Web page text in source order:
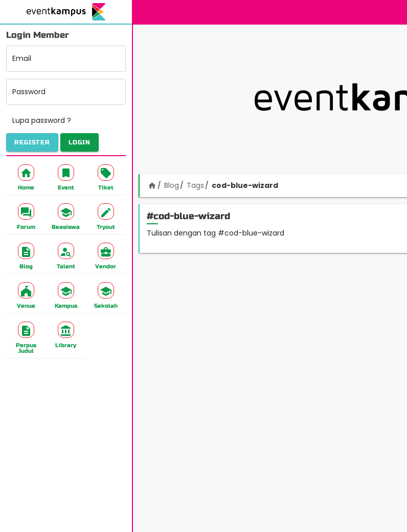
Login Member
Email
Password
Lupa password ?
REGISTER LOGIN
Home Event Tiket
Forum Beasiswa Tryout
Blog Talent Vendor
Venue Kampus Sekolah
Perpus
Judul
Library
home Blog Tags cod-blue-wizard
#cod-blue-wizard
Tulisan dengan tag #cod-blue-wizard